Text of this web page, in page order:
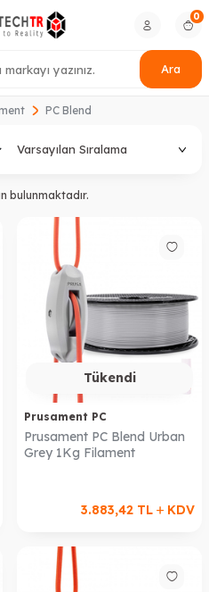
Ara
0
PC Blend
bulunmaktadır.
Tükendi
Prusament PC
Prusament PC Blend Urban
Grey 1Kg Filament
3.883,42 TL KDV